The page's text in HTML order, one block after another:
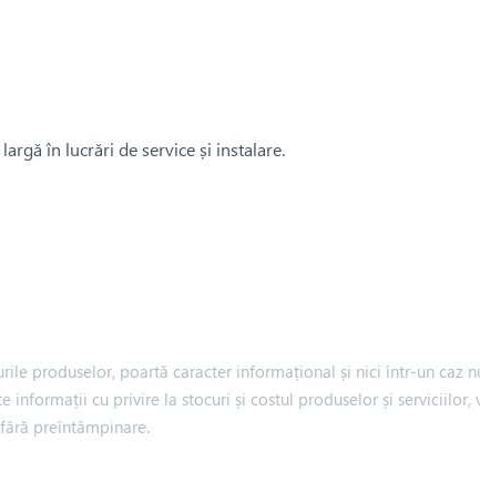
în lucrări de service și instalare.
produselor, poartă caracter informațional și nici într-un
informații cu privire la stocuri și costul produselor și
preîntâmpinare.